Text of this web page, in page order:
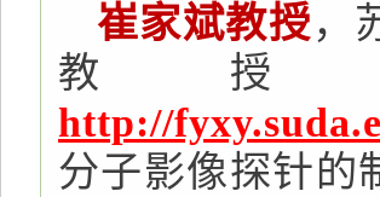
崔家斌教授，
教
http://
分子影像探针的